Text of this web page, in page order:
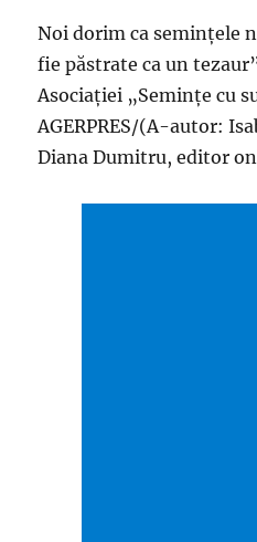
Noi dorim ca seminţele
fie păstrate ca un
Asociaţiei „Seminţe cu
AGERPRES/(A-autor:
Diana Dumitru, editor